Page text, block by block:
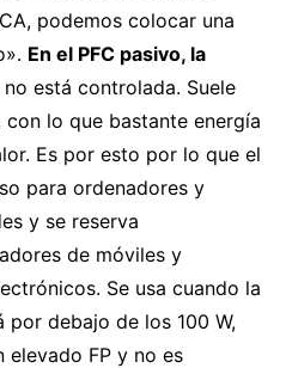
podemos colocar una
En el PFC pasivo, la
está controlada. Suele
lo que bastante energía
Es por esto por lo que el
para ordenadores y
y se reserva
de móviles y
Se usa cuando la
por debajo de los 100 W,
elevado FP y no es